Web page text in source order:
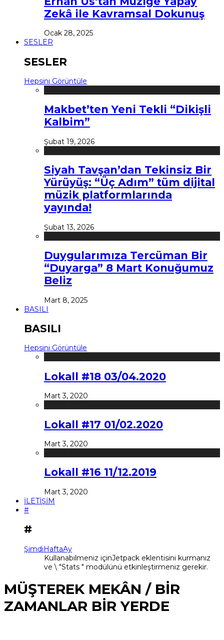
Zekâ ile Kavramsal Dokunuş
Ocak 28, 2025
SESLER
SESLER
Hepsini Görüntüle
Makbet’ten Yeni Tekli “Dikişli
Kalbim”
Şubat 19, 2026
Siyah Tavşan’dan Tekinsiz Bir
Yürüyüş: “Üç Adım” tüm dijital
müzik platformlarında
yayında!
Şubat 13, 2026
Duygularımıza Tercüman Bir
“Duyarga” 8 Mart Konuğumuz
Beliz
Mart 8, 2025
BASILI
BASILI
Hepsini Görüntüle
Lokall #18 03/04.2020
Mart 3, 2020
Lokall #17 01/02.2020
Mart 3, 2020
Lokall #16 11/12.2019
Mart 3, 2020
İLETİŞİM
#
#
ŞimdiHaftaAy
Kullanabilmeniz içinJetpack eklentisini kurmanız
ve \ "Stats " modülünü etkinleştirmeniz gerekir.
MÜŞTEREK MEKÂN / BİR
ZAMANLAR BİR YERDE